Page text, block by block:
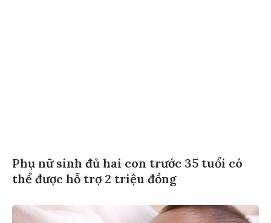
Phụ nữ sinh đủ hai con trước 35 tuổi có
thể được hỗ trợ 2 triệu đồng